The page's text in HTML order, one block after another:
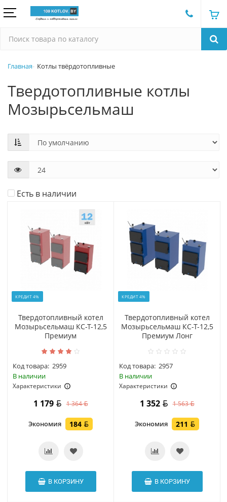
Главная Котлы твёрдотопливные
Твердотопливные котлы
Мозырьсельмаш
Есть в наличии
КРЕДИТ 4%
Твердотопливный котел
Мозырьсельмаш КС-Т-12,5
Премиум
Код товара: 2959
В наличии
Характеристики
1 179 1 364
Экономия 184
В КОРЗИНУ
КРЕДИТ 4%
Твердотопливный котел
Мозырьсельмаш КС-Т-12,5
Премиум Лонг
Код товара: 2957
В наличии
Характеристики
1 352 1 563
Экономия 211
В КОРЗИНУ